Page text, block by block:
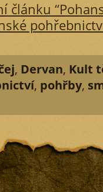
článku
, Dervan, Kult
, pohřby,